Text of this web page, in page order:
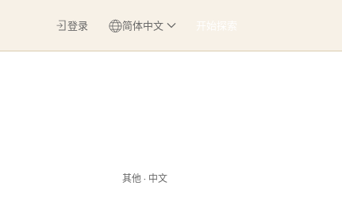
开始探索
登录 简体中文
其他 · 中文